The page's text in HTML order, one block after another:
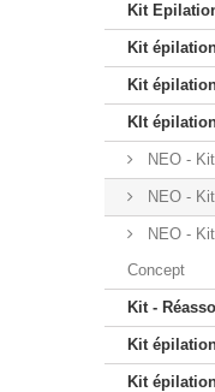
Kit
Kit
Kit
KIt
NEO -
NEO -
NEO -
Concept
Kit -
Kit
Kit